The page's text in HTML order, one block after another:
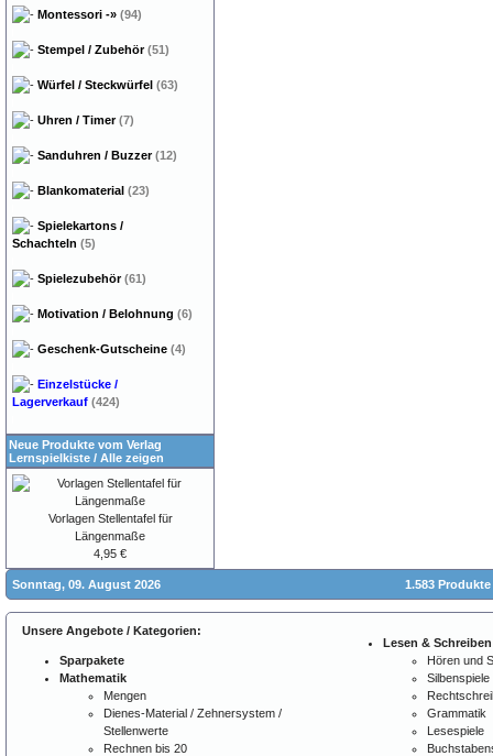
Montessori -» (94)
Stempel / Zubehör(51)
Würfel / Steckwürfel (63)
Uhren / Timer(7)
Sanduhren / Buzzer(12)
Blankomaterial (23)
Spielekartons /
Schachteln (5)
Spielezubehör(61)
Motivation / Belohnung (6)
Geschenk-Gutscheine (4)
Einzelstücke /
Lagerverkauf (424)
Neue Produkte vom Verlag
Lernspielkiste / Alle zeigen
Vorlagen Stellentafel für
Längenmaße
4,95 €
Sonntag, 09. August 2026 1.583
Unsere Angebote / Kategorien:
Sparpakete
Mathematik
Mengen
Dienes-Material / Zehnersystem /
Stellenwerte
Rechnen bis 20
Lesen & Schreiben
Hören und
Silbenspiele
Grammatik
Lesespiele